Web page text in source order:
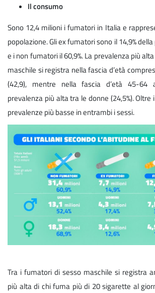
Il consumo
Sono 12,4 milioni i fumatori in Italia e
popolazione. Gli ex fumatori sono il 14,9%
e i non fumatori il 60,9%. La prevalenza più
maschile si registra nella fascia d’età
(42,9), mentre nella fascia d’età 45-
prevalenza più alta tra le donne (24,5%).
prevalenze più basse in entrambi i sessi.
Tra i fumatori di sesso maschile si registra
più alta di chi fuma più di 20 sigarette al